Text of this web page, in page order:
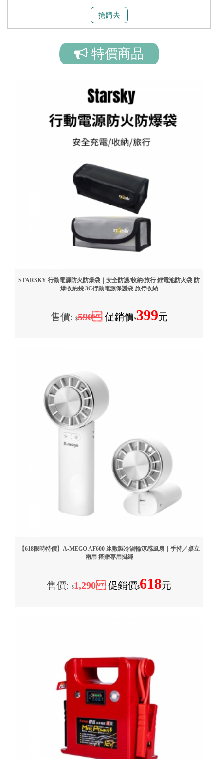
搶購去
特價商品
STARSKY 行動電源防火防爆袋｜安全防護/收納/旅行 鋰電池防火袋 防
爆收納袋 3C行動電源保護袋 旅行收納
售價: $590促銷價$399元
【618限時特價】A-MEGO AF600 冰敷製冷渦輪涼感風扇｜手持／桌立
兩用 搭贈專用掛繩
售價: $1,290 促銷價$618元